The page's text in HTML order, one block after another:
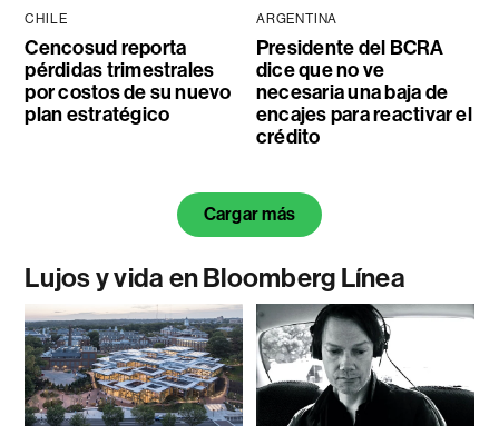
CHILE
Cencosud reporta
pérdidas trimestrales
por costos de su nuevo
plan estratégico
ARGENTINA
Presidente del BCRA
dice que no ve
necesaria una baja de
encajes para reactivar el
crédito
Cargar más
Lujos y vida en Bloomberg Línea